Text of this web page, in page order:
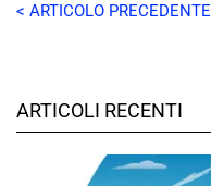
< ARTICOLO PRECEDENTE
ARTICOLI RECENTI